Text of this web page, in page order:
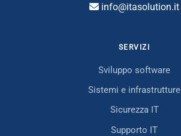
info@itasolution.it
SERVIZI
Sviluppo software
Sistemi e infrastrutture
Sicurezza IT
Supporto IT